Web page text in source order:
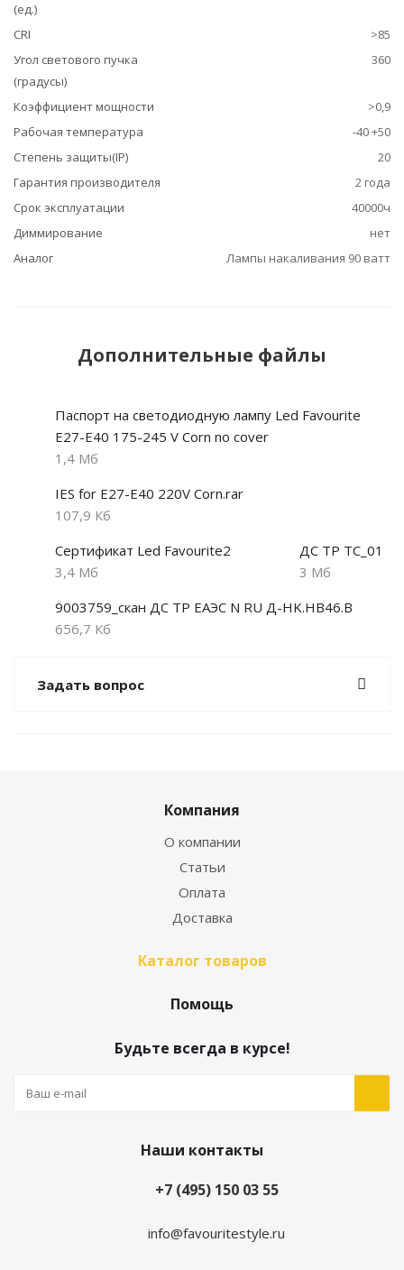
(ед.)
CRI
>85
Угол светового пучка
(градусы)
360
Коэффициент мощности
>0,9
Рабочая температура
-40 +50
Степень защиты(IP)
20
Гарантия производителя
2 года
Срок эксплуатации
40000ч
Диммирование
нет
Аналог
Лампы накаливания 90 ватт
Дополнительные файлы
Паспорт на светодиодную лампу Led Favourite
Е27-E40 175-245 V Corn no cover
1,4 Мб
IES for E27-Е40 220V Corn.rar
107,9 Кб
Сертификат Led Favourite2
3,4 Мб
ДС ТР ТС_01
3 Мб
9003759_скан ДС ТР ЕАЭС N RU Д-HK.НВ46.В
656,7 Кб
Задать вопрос
Компания
О компании
Статьи
Оплата
Доставка
Каталог товаров
Помощь
Будьте всегда в курсе!
Наши контакты
+7 (495) 150 03 55
info@favouritestyle.ru